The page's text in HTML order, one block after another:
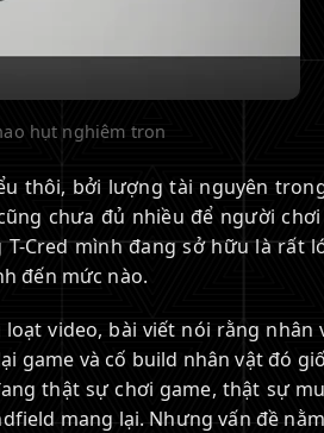
hụt nghiêm tron
thôi, bởi lượng tài nguyên
chưa đủ nhiều để người
Cred mình đang sở hữu là rất
đến mức nào.
video, bài viết nói rằng nhân
game và cố build nhân vật đó
thật sự chơi game, thật sự
mang lại. Nhưng vấn đề